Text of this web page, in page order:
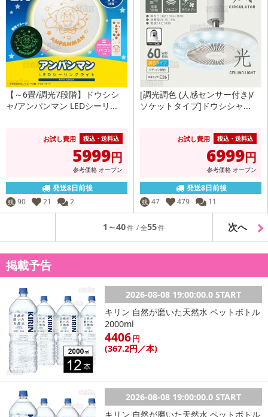
【～6畳/調光7段階】ドウシシ
ャ/アンパンマン LEDシーリ...
お試し費用 税込・送料込
5999円
参考価格 オープン
発送8日前後
残 90 21 2
[調光調色 (人感センサー付き)/
ソケットタイプ]ドウシシャ...
お試し費用 税込・送料込
6999円
参考価格 オープン
発送8日前後
残 47 479 11
1～40 55 次へ
掲載予告
2026-08-08 19:00:00.0 START
キリン 自然が磨いた天然水 ペットボトル
2000ml
4406円
(367.2円／本)
2026-08-08 19:00:00.0 START
キリン 自然が磨いた天然水 ペットボトル